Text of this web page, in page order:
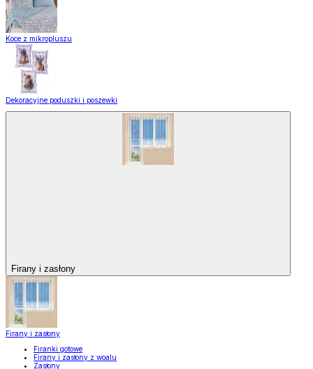
Koce z mikropluszu
Dekoracyjne poduszki i poszewki
Firany i zasłony
Firany i zasłony
Firanki gotowe
Firany i zasłony z woalu
Zasłony